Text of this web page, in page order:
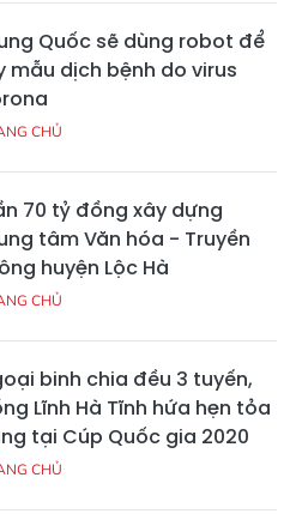
Quốc sẽ dùng robot để
mẫu dịch bệnh do virus
CHỦ
70 tỷ đồng xây dựng
tâm Văn hóa - Truyền
huyện Lộc Hà
CHỦ
binh chia đều 3 tuyến,
Lĩnh Hà Tĩnh hứa hẹn tỏa
tại Cúp Quốc gia 2020
CHỦ